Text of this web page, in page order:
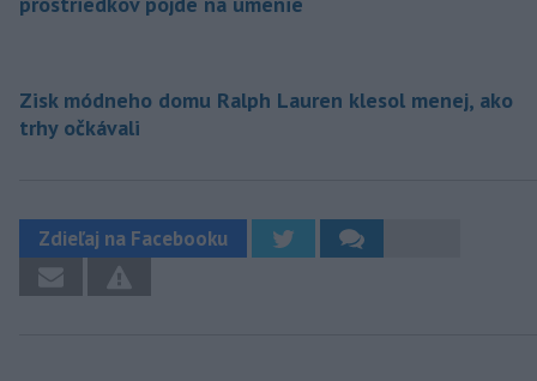
Zisk módneho domu Ralph Lauren klesol menej, ako
trhy očkávali
Zdieľaj na Facebooku